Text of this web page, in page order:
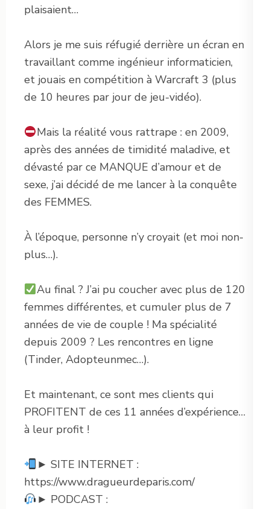
plaisaient…
Alors je me suis réfugié derrière un écran en
travaillant comme ingénieur informaticien,
et jouais en compétition à Warcraft 3 (plus
de 10 heures par jour de jeu-vidéo).
Mais la réalité vous rattrape : en 2009,
après des années de timidité maladive, et
dévasté par ce MANQUE d’amour et de
sexe, j’ai décidé de me lancer à la conquête
des FEMMES.
À l’époque, personne n’y croyait (et moi non-
plus…).
Au final ? J’ai pu coucher avec plus de 120
femmes différentes, et cumuler plus de 7
années de vie de couple ! Ma spécialité
depuis 2009 ? Les rencontres en ligne
(Tinder, Adopteunmec…).
Et maintenant, ce sont mes clients qui
PROFITENT de ces 11 années d’expérience…
à leur profit !
► SITE INTERNET :
https://www.dragueurdeparis.com/
► PODCAST :